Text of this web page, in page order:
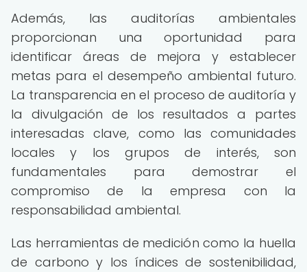
Además, las auditorías ambientales
proporcionan una oportunidad para
identificar áreas de mejora y establecer
metas para el desempeño ambiental futuro.
La transparencia en el proceso de auditoría y
la divulgación de los resultados a partes
interesadas clave, como las comunidades
locales y los grupos de interés, son
fundamentales para demostrar el
compromiso de la empresa con la
responsabilidad ambiental.
Las herramientas de medición como la huella
de carbono y los índices de sostenibilidad,